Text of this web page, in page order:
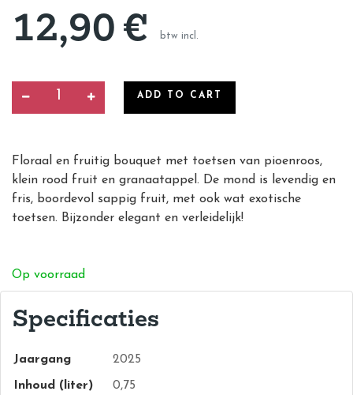
12,90€ btw incl.
ADD TO CART
Floraal en fruitig bouquet met toetsen van pioenroos,
klein rood fruit en granaatappel. De mond is levendig en
fris, boordevol sappig fruit, met ook wat exotische
toetsen. Bijzonder elegant en verleidelijk!
Op voorraad
Specificaties
Jaargang 2025
Inhoud (liter) 0,75